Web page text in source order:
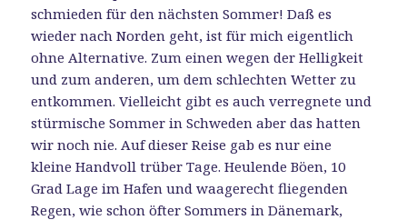
schmieden für den nächsten Sommer! Daß es
wieder nach Norden geht, ist für mich eigentlich
ohne Alternative. Zum einen wegen der Helligkeit
und zum anderen, um dem schlechten Wetter zu
entkommen. Vielleicht gibt es auch verregnete und
stürmische Sommer in Schweden aber das hatten
wir noch nie. Auf dieser Reise gab es nur eine
kleine Handvoll trüber Tage. Heulende Böen, 10
Grad Lage im Hafen und waagerecht fliegenden
Regen, wie schon öfter Sommers in Dänemark,